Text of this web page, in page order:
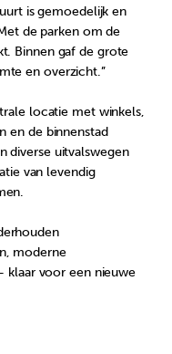
is gemoedelijk en
de parken om de
Binnen gaf de grote
en overzicht.”
locatie met winkels,
en de binnenstad
diverse uitvalswegen
van levendig
moderne
klaar voor een nieuwe